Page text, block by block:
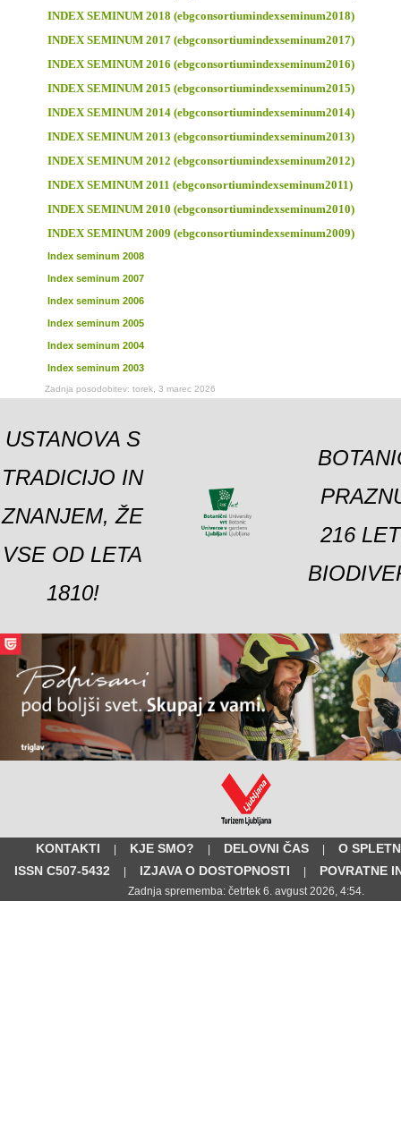
INDEX SEMINUM 2018 (ebgconsortiumindexseminum2018)
INDEX SEMINUM 2017 (ebgconsortiumindexseminum2017)
INDEX SEMINUM 2016 (ebgconsortiumindexseminum2016)
INDEX SEMINUM 2015 (ebgconsortiumindexseminum2015)
INDEX SEMINUM 2014 (ebgconsortiumindexseminum2014)
INDEX SEMINUM 2013 (ebgconsortiumindexseminum2013)
INDEX SEMINUM 2012 (ebgconsortiumindexseminum2012)
INDEX SEMINUM 2011 (ebgconsortiumindexseminum2011)
INDEX SEMINUM 2010 (ebgconsortiumindexseminum2010)
INDEX SEMINUM 2009 (ebgconsortiumindexseminum2009)
Index seminum 2008
Index seminum 2007
Index seminum 2006
Index seminum 2005
Index seminum 2004
Index seminum 2003
Zadnja posodobitev: torek, 3 marec 2026
USTANOVA S
TRADICIJO IN
ZNANJEM, ŽE
VSE OD LETA
1810!
216
KONTAKTI | KJE SMO? | DELOVNI ČAS |
O
ISSN C507-5432
| IZJAVA O DOSTOPNOSTI | POVRATNE
Zadnja sprememba: četrtek 6. avgust 2026, 4:54.